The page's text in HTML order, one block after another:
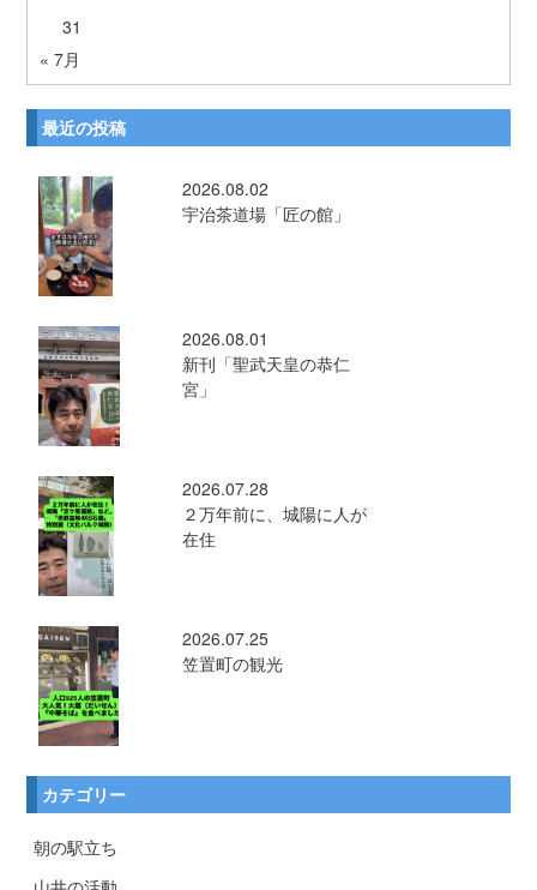
31
« 7月
最近の投稿
2026.08.02
宇治茶道場「匠の館」
2026.08.01
新刊「聖武天皇の恭仁
宮」
2026.07.28
２万年前に、城陽に人が
在住
2026.07.25
笠置町の観光
カテゴリー
朝の駅立ち